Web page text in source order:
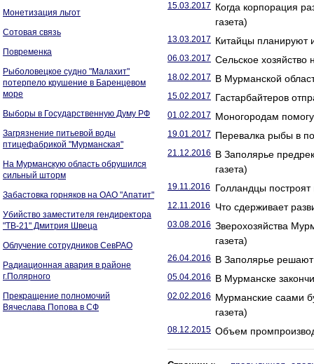
Монетизация льгот
Сотовая связь
Повременка
Рыболовецкое судно "Малахит"
потерпело крушение в Баренцевом
море
Выборы в Государственную Думу РФ
Загрязнение питьевой воды
птицефабрикой "Мурманская"
На Мурманскую область обрушился
сильный шторм
Забастовка горняков на ОАО "Апатит"
Убийство заместителя гендиректора
"ТВ-21" Дмитрия Швеца
Облучение сотрудников СевРАО
Радиационная авария в районе
г.Полярного
Прекращение полномочий
Вячеслава Попова в СФ
15.03.2017 Когда корпорация
газета)
13.03.2017 Китайцы планируют
06.03.2017 Сельское хозяйство
18.02.2017 В Мурманской
15.02.2017 Гастарбайтеров
01.02.2017 Моногородам
19.01.2017 Перевалка рыбы в
21.12.2016 В Заполярье
газета)
19.11.2016 Голландцы
12.11.2016 Что сдерживает
03.08.2016 Зверохозяйства
газета)
26.04.2016 В Заполярье решают
05.04.2016 В Мурманске
02.02.2016 Мурманские саами
газета)
08.12.2015 Объем